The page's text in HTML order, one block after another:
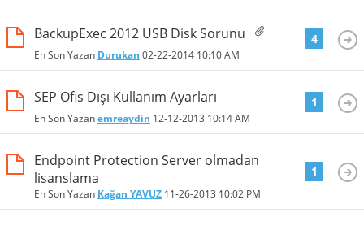
BackupExec 2012 USB Disk Sorunu
En Son Yazan Durukan 02-22-2014 10:10 AM
4
SEP Ofis Dışı Kullanım Ayarları
En Son Yazanemreaydin 12-12-2013 10:14 AM
1
Endpoint Protection Server olmadan
lisanslama
En Son Yazan Kağan YAVUZ 11-26-2013 10:02 PM
1